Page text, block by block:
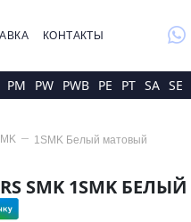
КОНТАКТЫ whatsapp
PM PW PWB PE PT SA SE
1SMK Белый матовый
SMK 1SMK БЕЛЫЙ